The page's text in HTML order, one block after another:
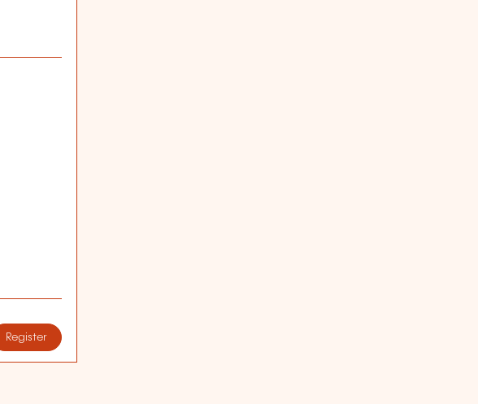
Register